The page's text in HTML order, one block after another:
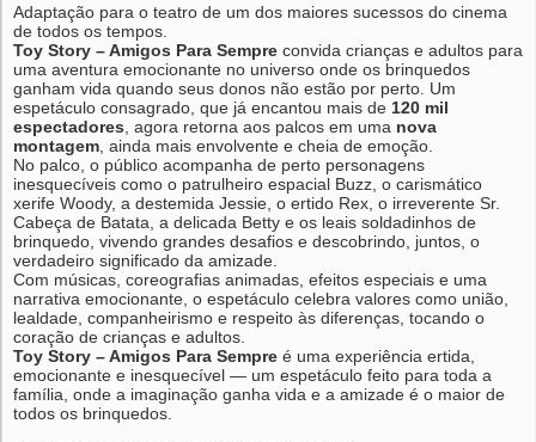
Adaptação para o teatro de um dos maiores sucessos do cinema
de todos os tempos.
Toy Story – Amigos Para Sempreconvida crianças e adultos para
uma aventura emocionante no universo onde os brinquedos
ganham vida quando seus donos não estão por perto. Um
espetáculo consagrado, que já encantou mais de 120 mil
espectadores , agora retorna aos palcos em uma nova
montagem, ainda mais envolvente e cheia de emoção.
No palco, o público acompanha de perto personagens
inesquecíveis como o patrulheiro espacial Buzz, o carismático
xerife Woody, a destemida Jessie, o ertido Rex, o irreverente Sr.
Cabeça de Batata, a delicada Betty e os leais soldadinhos de
brinquedo, vivendo grandes desafios e descobrindo, juntos, o
verdadeiro significado da amizade.
Com músicas, coreografias animadas, efeitos especiais e uma
narrativa emocionante, o espetáculo celebra valores como união,
lealdade, companheirismo e respeito às diferenças, tocando o
coração de crianças e adultos.
Toy Story – Amigos Para Sempreé uma experiência ertida,
emocionante e inesquecível — um espetáculo feito para toda a
família, onde a imaginação ganha vida e a amizade é o maior de
todos os brinquedos.